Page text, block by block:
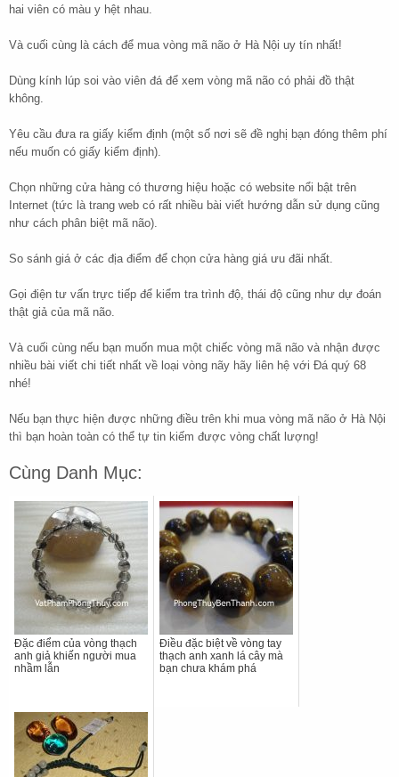
hai viên có màu y hệt nhau.
Và cuối cùng là cách để mua vòng mã não ở Hà Nội uy tín nhất!
Dùng kính lúp soi vào viên đá để xem vòng mã não có phải đồ thật
không.
Yêu cầu đưa ra giấy kiểm định (một số nơi sẽ đề nghị bạn đóng thêm phí
nếu muốn có giấy kiểm định).
Chọn những cửa hàng có thương hiệu hoặc có website nổi bật trên
Internet (tức là trang web có rất nhiều bài viết hướng dẫn sử dụng cũng
như cách phân biệt mã não).
So sánh giá ở các địa điểm để chọn cửa hàng giá ưu đãi nhất.
Gọi điện tư vấn trực tiếp để kiểm tra trình độ, thái độ cũng như dự đoán
thật giả của mã não.
Và cuối cùng nếu bạn muốn mua một chiếc vòng mã não và nhận được
nhiều bài viết chi tiết nhất về loại vòng nãy hãy liên hệ với Đá quý 68
nhé!
Nếu bạn thực hiện được những điều trên khi mua vòng mã não ở Hà Nội
thì bạn hoàn toàn có thể tự tin kiếm được vòng chất lượng!
Cùng Danh Mục:
Đặc điểm của vòng thạch
anh giả khiến người mua
nhầm lẫn
Điều đặc biệt về vòng tay
thạch anh xanh lá cây mà
bạn chưa khám phá